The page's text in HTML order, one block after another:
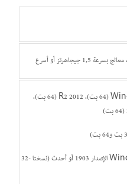
Windows Server 2012 (64 بت)، 2012 R2 (64 بت)،
نظام التشغيل Windows 10 الإصدار 1903 أو أحدث (نسختا ‎32-